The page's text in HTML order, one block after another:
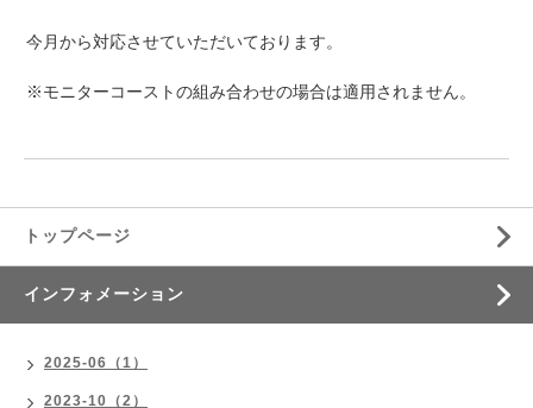
今月から対応させていただいております。
※モニターコーストの組み合わせの場合は適用されません。
トップページ
インフォメーション
2025-06（1）
2023-10（2）